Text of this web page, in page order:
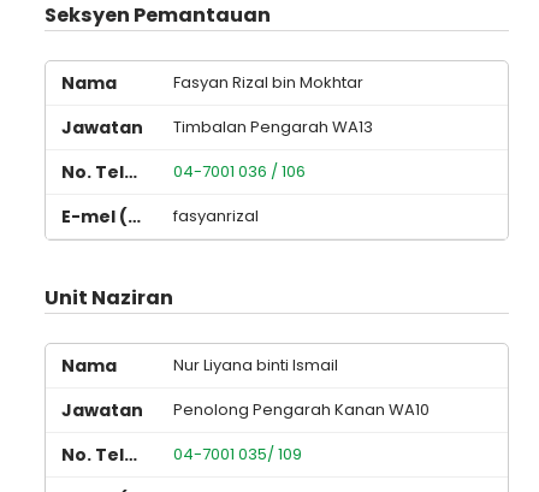
Seksyen Pemantauan
Fasyan Rizal bin Mokhtar
Timbalan Pengarah WA13
04-7001 036 / 106
fasyanrizal
Unit Naziran
Nur Liyana binti Ismail
Penolong Pengarah Kanan WA10
04-7001 035/ 109